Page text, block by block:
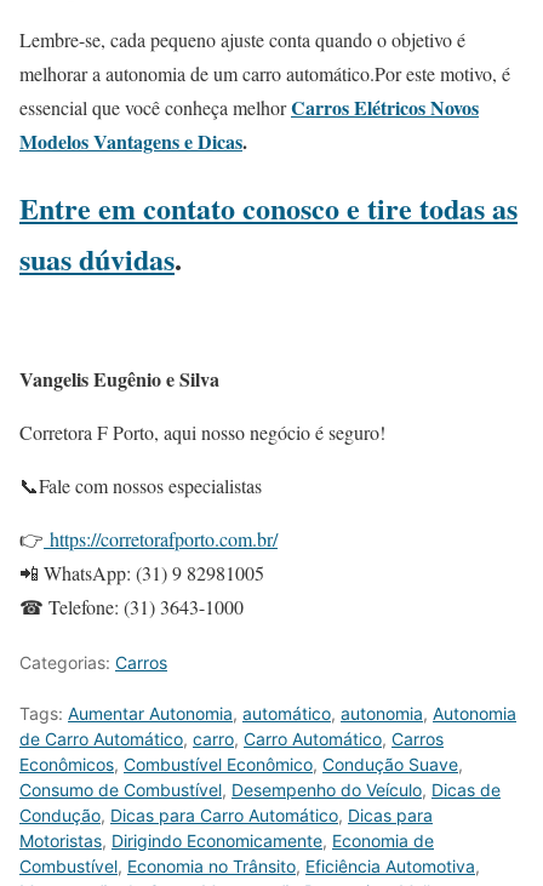
Lembre-se, cada pequeno ajuste conta quando o objetivo é
melhorar a autonomia de um carro automático.Por este motivo, é
essencial que você conheça melhorCarros Elétricos Novos
Modelos Vantagens e Dicas.
Entre em contato conosco e tire todas as
suas dúvidas.
Vangelis Eugênio e Silva
Corretora F Porto, aqui nosso negócio é seguro!
📞Fale com nossos especialistas
👉 https://corretorafporto.com.br/
📲 WhatsApp: (31) 9 82981005
☎ Telefone: (31) 3643-1000
Categorias: Carros
Tags: Aumentar Autonomia, automático, autonomia, Autonomia
de Carro Automático, carro, Carro Automático, Carros
Econômicos, Combustível Econômico, Condução Suave,
Consumo de Combustível, Desempenho do Veículo, Dicas de
Condução, Dicas para Carro Automático, Dicas para
Motoristas, Dirigindo Economicamente, Economia de
Combustível, Economia no Trânsito, Eficiência Automotiva,